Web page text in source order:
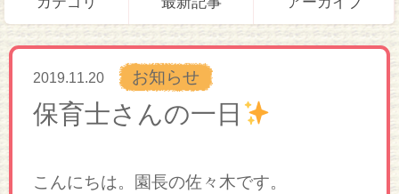
2019.11.20 お知らせ
保育士さんの一日
こんにちは。園長の佐々木です。